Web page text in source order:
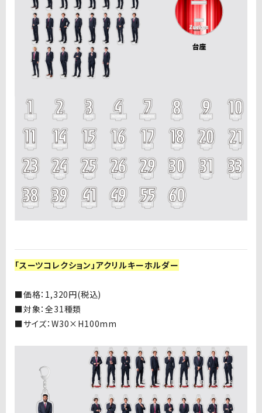
「スーツコレクション」アクリルキーホルダー
■価格： 1,320円(税込)
■対象：全31種類
■サイズ：W30×H100mm